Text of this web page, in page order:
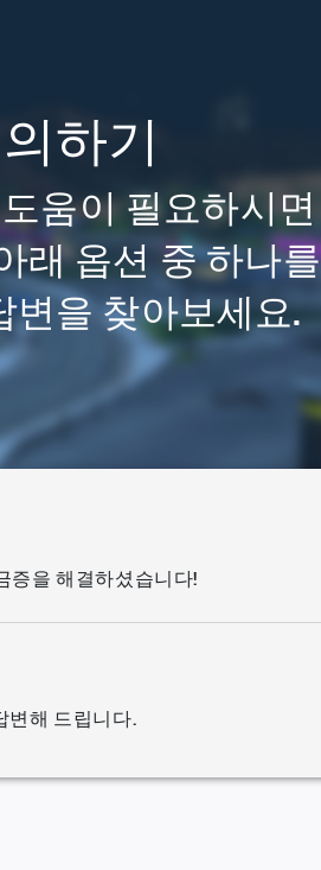
하기
움이 필요하시
래 옵션 중 하나
변을 찾아보세요.
증을 해결하셨습니다!
변해 드립니다.